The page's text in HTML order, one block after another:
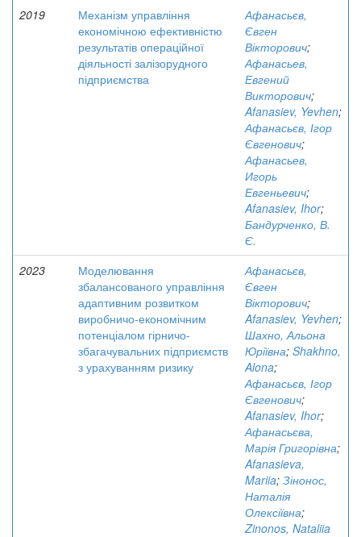
2019
Механізм управління
економічною ефективністю
результатів операційної
діяльності залізорудного
підприємства
Афанасьєв,
Євген
Вікторович;
Афанасьев,
Евгений
Викторович;
Afanasiev, Yevhen;
Афанасьєв, Ігор
Євгенович;
Афанасьев,
Игорь
Евгеньевич;
Afanasiev, Ihor;
Бандурченко, В.
Є.
2023
Моделювання
збалансованого управління
адаптивним розвитком
виробничо-економічним
потенціалом гірничо-
збагачувальних підприємств
з урахуванням ризику
Афанасьєв,
Євген
Вікторович;
Afanasiev, Yevhen;
Шахно, Альона
Юріївна; Shakhno,
Alona;
Афанасьєв, Ігор
Євгенович;
Afanasiev, Ihor;
Афанасьєва,
Марія Григорівна;
Afanasieva,
Mariia; Зінонос,
Наталія
Олексіївна;
Zinonos, Nataliia